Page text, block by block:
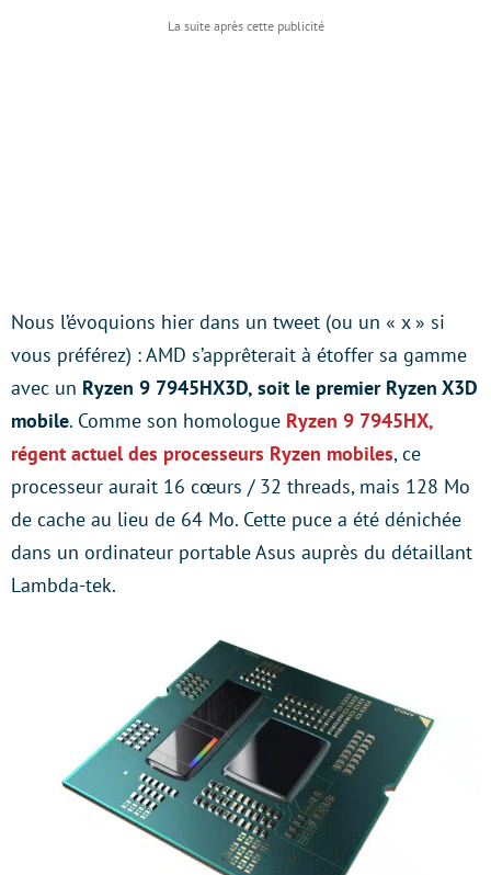
Nous l’évoquions hier dans un tweet (ou un « x » si
vous préférez) : AMD s’apprêterait à étoffer sa gamme
avec un Ryzen 9 7945HX3D, soit le premier Ryzen X3D
mobile. Comme son homologue Ryzen 9 7945HX,
régent actuel des processeurs Ryzen mobiles, ce
processeur aurait 16 cœurs / 32 threads, mais 128 Mo
de cache au lieu de 64 Mo. Cette puce a été dénichée
dans un ordinateur portable Asus auprès du détaillant
Lambda-tek.